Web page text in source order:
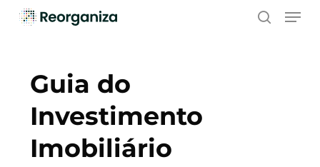
Skip
Guia do
Investimento
Imobiliário